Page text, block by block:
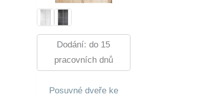
Dodání: do 15
pracovních dnů
Posuvné dveře ke